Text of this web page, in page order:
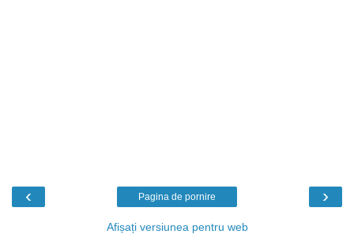
‹ ›
Pagina de pornire
Afișați versiunea pentru web